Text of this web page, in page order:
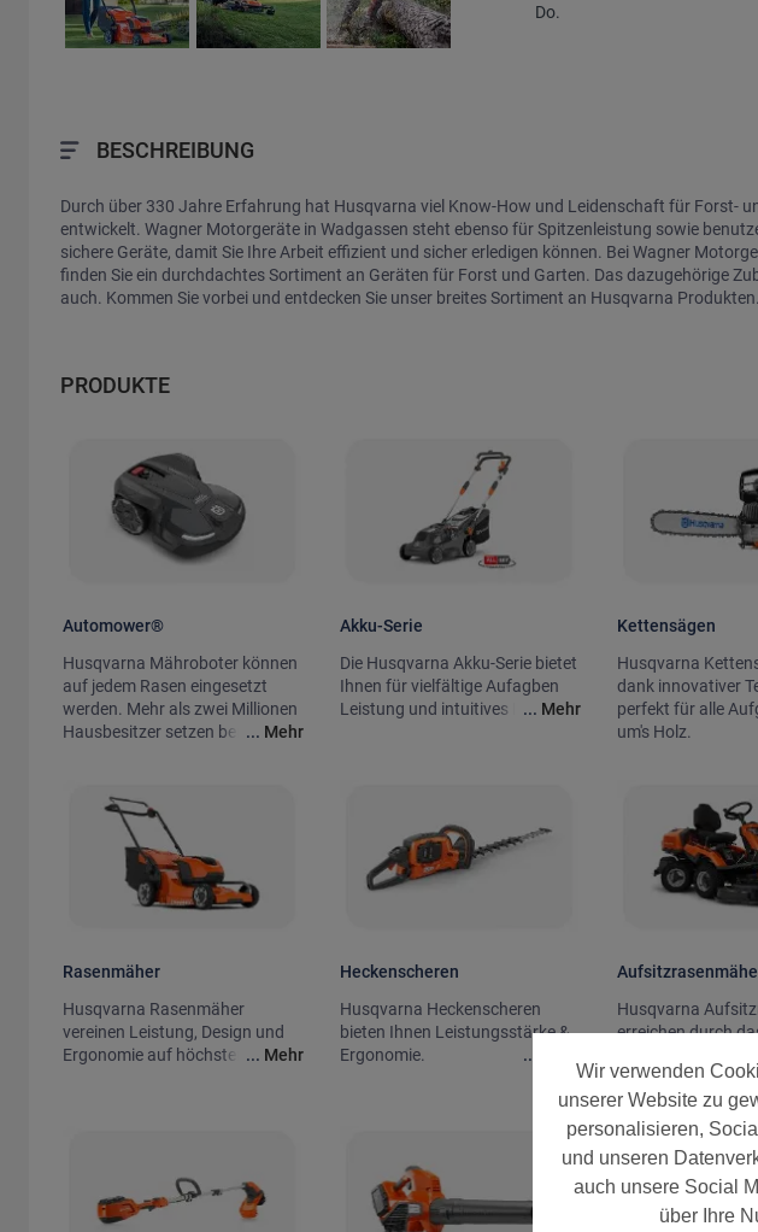
Do.
BESCHREIBUNG
Durch über 330 Jahre Erfahrung hat Husqvarna viel Know-How und Leidenschaft für Forst-
entwickelt. Wagner Motorgeräte in Wadgassen steht ebenso für Spitzenleistung sowie
sichere Geräte, damit Sie Ihre Arbeit effizient und sicher erledigen können. Bei Wagner
finden Sie ein durchdachtes Sortiment an Geräten für Forst und Garten. Das dazugehörige
auch. Kommen Sie vorbei und entdecken Sie unser breites Sortiment an Husqvarna Produkten.
PRODUKTE
Automower®
Husqvarna Mähroboter können
auf jedem Rasen eingesetzt
werden. Mehr als zwei Millionen
Hausbesitzer setzen bereits auf
Rasenpflege.
... Mehr
Akku-Serie
Die Husqvarna Akku-Serie bietet
Ihnen für vielfältige Aufagben
Leistung und intuitives Design.
... Mehr
Kettensägen
Husqvarna
dank innovativer
perfekt für alle
um's Holz.
Rasenmäher
Husqvarna Rasenmäher
vereinen Leistung, Design und
Ergonomie auf höchstem Level.
... Mehr
Heckenscheren
Husqvarna Heckenscheren
bieten Ihnen Leistungsstärke &
Ergonomie.
...
Husqvarna
erreichen durch
alle Stellen.
Wir verwenden
unserer Website zu
personalisieren,
und unseren
auch unsere Social
über Ihre